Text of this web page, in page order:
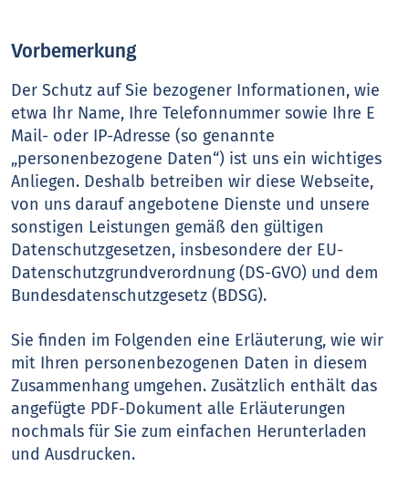
Vorbemerkung
Der Schutz auf Sie bezogener Informationen, wie
etwa Ihr Name, Ihre Telefonnummer sowie Ihre E
Mail- oder IP-Adresse (so genannte
„personenbezogene Daten“) ist uns ein wichtiges
Anliegen. Deshalb betreiben wir diese Webseite,
von uns darauf angebotene Dienste und unsere
sonstigen Leistungen gemäß den gültigen
Datenschutzgesetzen, insbesondere der EU-
Datenschutzgrundverordnung (DS-GVO) und dem
Bundesdatenschutzgesetz (BDSG).
Sie finden im Folgenden eine Erläuterung, wie wir
mit Ihren personenbezogenen Daten in diesem
Zusammenhang umgehen. Zusätzlich enthält das
angefügte PDF-Dokument alle Erläuterungen
nochmals für Sie zum einfachen Herunterladen
und Ausdrucken.